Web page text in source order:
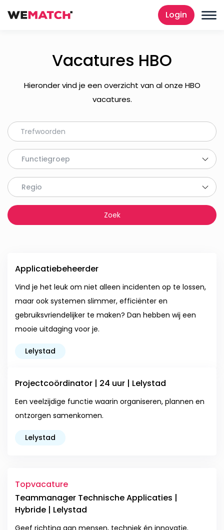
Login
Vacatures HBO
Hieronder vind je een overzicht van al onze HBO
vacatures.
Functiegroep
Regio
Applicatiebeheerder
Vind je het leuk om niet alleen incidenten op te lossen,
maar ook systemen slimmer, efficiënter en
gebruiksvriendelijker te maken? Dan hebben wij een
mooie uitdaging voor je.
Lelystad
Projectcoördinator | 24 uur | Lelystad
Een veelzijdige functie waarin organiseren, plannen en
ontzorgen samenkomen.
Lelystad
Topvacature
Teammanager Technische Applicaties |
Hybride | Lelystad
Geef richting aan mensen, techniek én innovatie.